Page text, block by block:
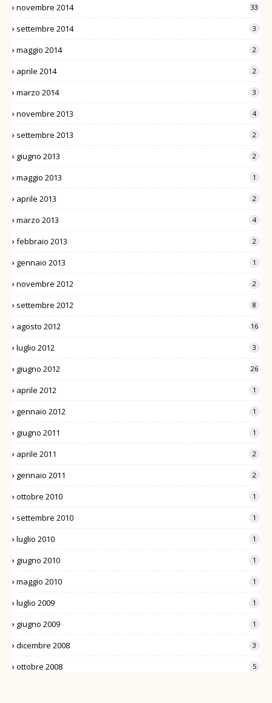
novembre 2014 33
settembre 2014 3
maggio 2014 2
aprile 2014 2
marzo 2014 3
novembre 2013 4
settembre 2013 2
giugno 2013 2
maggio 2013 1
aprile 2013 2
marzo 2013 4
febbraio 2013 2
gennaio 2013 1
novembre 2012 2
settembre 2012 8
agosto 2012 16
luglio 2012 3
giugno 2012 26
aprile 2012 1
gennaio 2012 1
giugno 2011 1
aprile 2011 2
gennaio 2011 2
ottobre 2010 1
settembre 2010 1
luglio 2010 1
giugno 2010 1
maggio 2010 1
luglio 2009 1
giugno 2009 1
dicembre 2008 3
ottobre 2008 5